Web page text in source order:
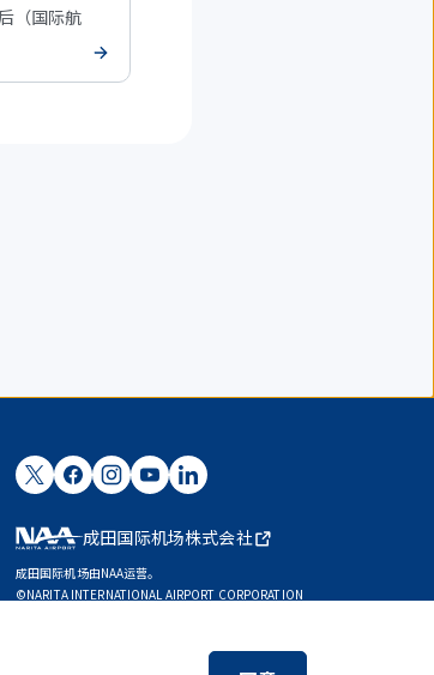
（国际航
成田国际机场株式会社
成田国际机场由NAA运营。
©NARITA INTERNATIONAL AIRPORT CORPORATION